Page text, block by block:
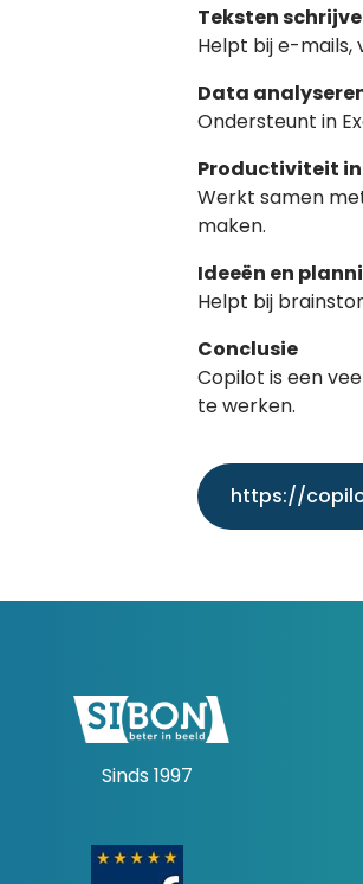
Teksten
Helpt bij e-mails,
Data
Ondersteunt in
Productiviteit
Werkt samen
maken.
Ideeën en
Helpt bij
Conclusie
Copilot is een
te werken.
https://
Sinds 1997